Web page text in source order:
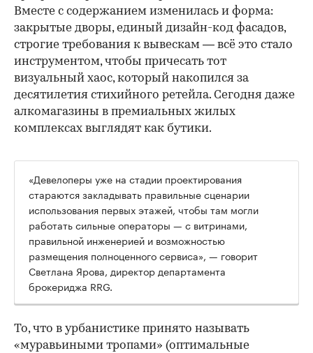
Вместе с содержанием изменилась и форма:
закрытые дворы, единый дизайн-код фасадов,
строгие требования к вывескам — всё это стало
инструментом, чтобы причесать тот
визуальный хаос, который накопился за
десятилетия стихийного ретейла. Сегодня даже
алкомагазины в премиальных жилых
комплексах выглядят как бутики.
00:00
«Девелоперы уже на стадии проектирования
стараются закладывать правильные сценарии
использования первых этажей, чтобы там могли
работать сильные операторы — с витринами,
правильной инженерией и возможностью
размещения полноценного сервиса», — говорит
Светлана Ярова, директор департамента
брокериджа RRG.
То, что в урбанистике принято называть
«муравьиными тропами» (оптимальные